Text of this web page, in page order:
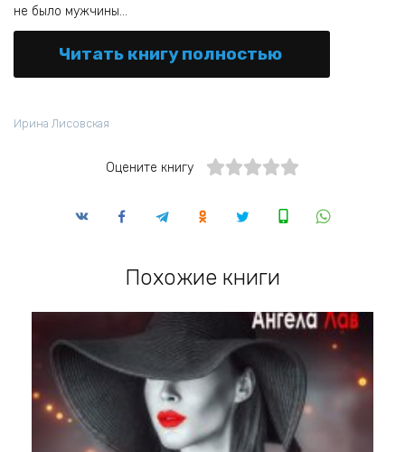
не было мужчины…
Читать книгу полностью
Ирина Лисовская
Оцените книгу
Похожие книги